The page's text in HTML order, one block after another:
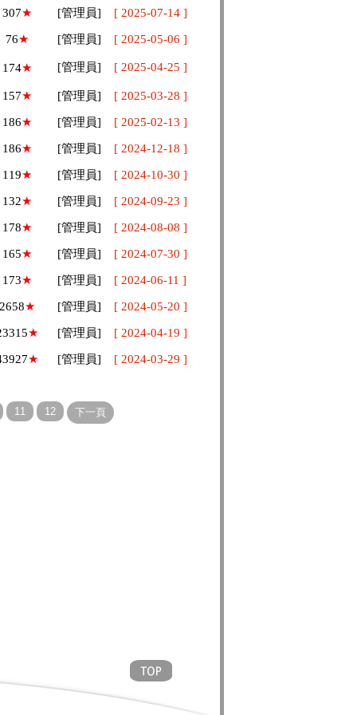
307★ [管理員] [ 2025-07-14 ]
76★ [管理員] [ 2025-05-06 ]
174★ [管理員] [ 2025-04-25 ]
157★ [管理員] [ 2025-03-28 ]
186★ [管理員] [ 2025-02-13 ]
186★ [管理員] [ 2024-12-18 ]
119★ [管理員] [ 2024-10-30 ]
132★ [管理員] [ 2024-09-23 ]
178★ [管理員] [ 2024-08-08 ]
165★ [管理員] [ 2024-07-30 ]
173★ [管理員] [ 2024-06-11 ]
★ [管理員] [ 2024-05-20 ]
★ [管理員] [ 2024-04-19 ]
★ [管理員] [ 2024-03-29 ]